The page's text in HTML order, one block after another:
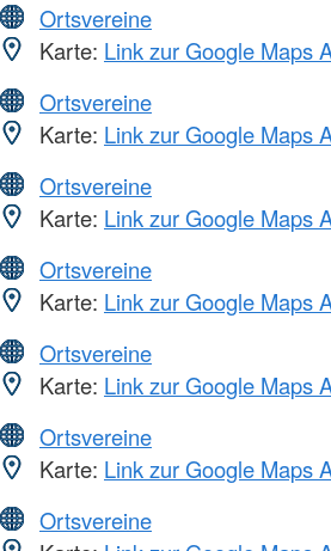
Ortsvereine
Karte: Link zur Google Maps
Ortsvereine
Karte: Link zur Google Maps
Ortsvereine
Karte: Link zur Google Maps
Ortsvereine
Karte: Link zur Google Maps
Ortsvereine
Karte: Link zur Google Maps
Ortsvereine
Karte: Link zur Google Maps
Ortsvereine